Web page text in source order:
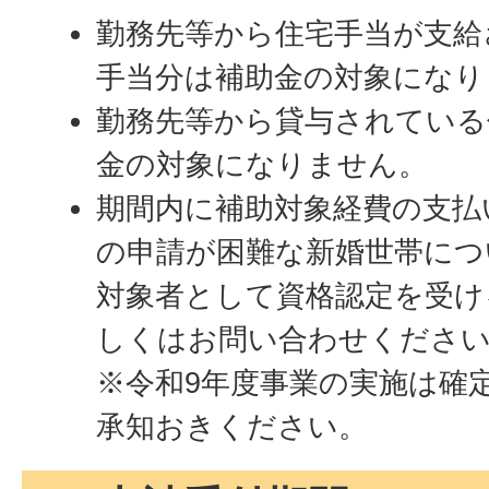
勤務先等から住宅手当が支
手当分は補助金の対象にな
勤務先等から貸与されてい
金の対象になりません。
期間内に補助対象経費の支
の申請が困難な新婚世帯に
対象者として資格認定を受
しくはお問い合わせくださ
※令和9年度事業の実施は確
承知おきください。